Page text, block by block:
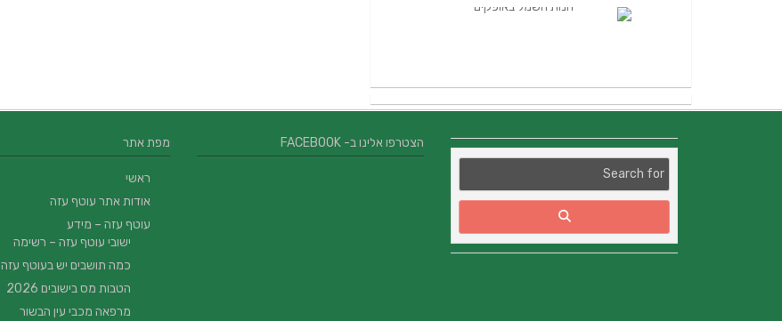
מפת אתר
ראשי
אודות אתר עוטף עזה
עוטף עזה – מידע
ישובי עוטף עזה – רשימה
כמה תושבים יש בעוטף עזה
הטבות מס בישובים 2026
מרפאה מכבי עין הבשור
הצטרפו אלינו ב- FACEBOOK